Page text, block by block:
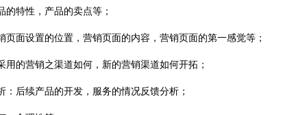
的特性，产品的卖点等；
页面设置的位置，营销页面的内容，营销页面的第一感觉等；
用的营销之渠道如何，新的营销渠道如何开拓；
：后续产品的开发，服务的情况反馈分析；